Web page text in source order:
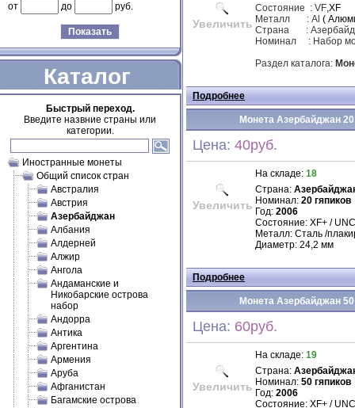
от до руб.
Показать
Каталог
Быстрый переход.
Введите назвние страны или
категории.
Иностранные монеты
Общий список стран
Австралия
Австрия
Азербайджан
Албания
Алдерней
Алжир
Ангола
Андаманские и
Никобарские острова
набор
Андорра
Антика
Аргентина
Армения
Аруба
Афганистан
Багамские острова
Увеличить
Состояние : VF,XF
Металл
: Al (
Страна :
Номинал : Набор
Раздел каталога:
Подробнее
Монета Азербайджан 20
Цена: 40руб.
Увеличить
На складе: 18
Страна:
Номинал: 20 гяпиков
Год: 2006
Состояние: XF+ / UNC
Металл: Cталь /
Диаметр: 24,2 мм
Подробнее
Монета Азербайджан 50
Цена: 60руб.
Увеличить
На складе: 19
Страна:
Номинал: 50 гяпиков
Год: 2006
Состояние: XF+ / UNC